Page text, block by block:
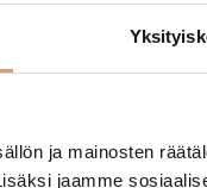
ja mainosten
jaamme